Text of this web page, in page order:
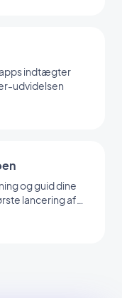
apps indtægter
udvidelsen
og guid dine
lancering af